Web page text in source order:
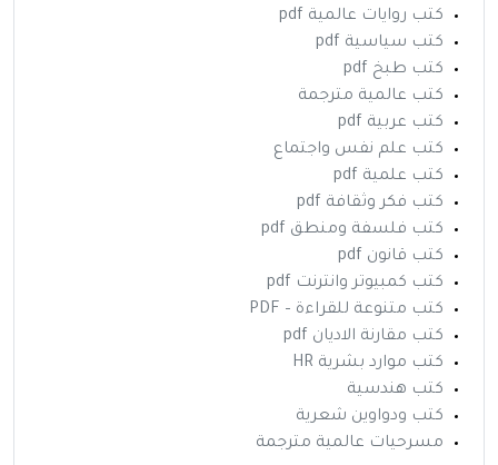
كتب روايات عالمية pdf
كتب سياسية pdf
كتب طبخ pdf
كتب عالمية مترجمة
كتب عربية pdf
كتب علم نفس واجتماع
كتب علمية pdf
كتب فكر وثقافة pdf
كتب فلسفة ومنطق pdf
كتب قانون pdf
كتب كمبيوتر وانترنت pdf
كتب متنوعة للقراءة – PDF
كتب مقارنة الاديان pdf
كتب موارد بشرية HR
كتب هندسية
كتب ودواوين شعرية
مسرحيات عالمية مترجمة